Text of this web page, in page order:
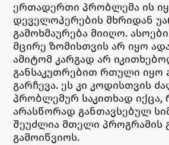
ერთადერთი პრობლემა ის
დეველოპერების მხრიდან
გამოხმაურება მიიღო.
მცირე ზომისთვის არ იყო
ამიტომ კარგად არ
განსაკუთრებით რთული იყო
გარჩევა. ეს კი კოდისთვის
პრობლემურ საკითხად იქცა,
არასწორად განთავსებულ
შეუძლია მთელი პროგრამის
გამოიწვიოს.